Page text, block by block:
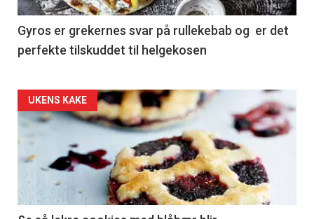
Gyros er grekernes svar på rullekebab og er det
perfekte tilskuddet til helgekosen
Forsiden
akkurat
nå
UKENS KAKE